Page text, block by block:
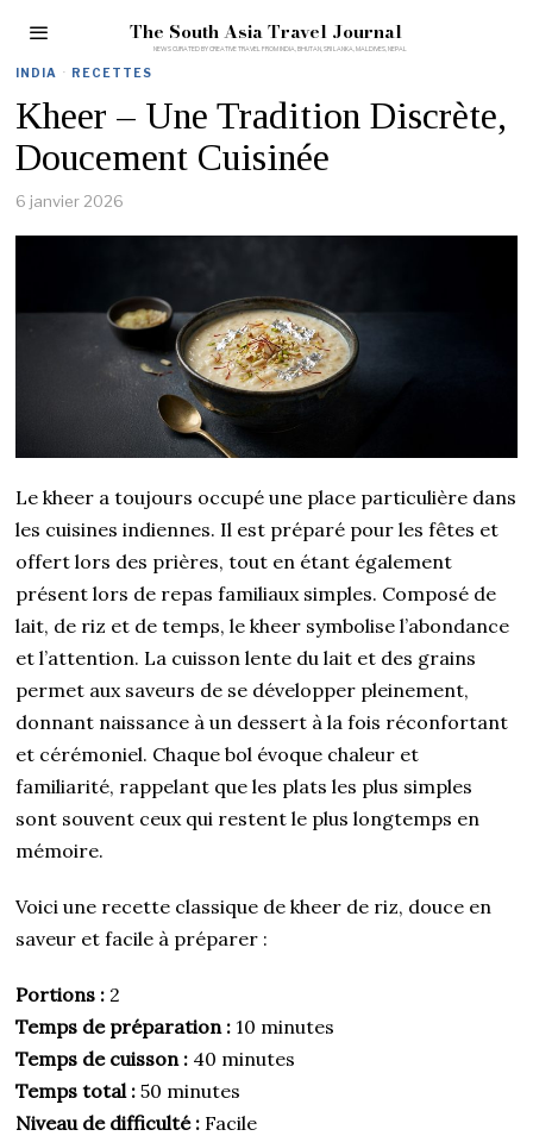
The South Asia Travel Journal
INDIA · RECETTES
Kheer – Une Tradition Discrète,
Doucement Cuisinée
6 janvier 2026
Le kheer a toujours occupé une place particulière dans
les cuisines indiennes. Il est préparé pour les fêtes et
offert lors des prières, tout en étant également
présent lors de repas familiaux simples. Composé de
lait, de riz et de temps, le kheer symbolise l’abondance
et l’attention. La cuisson lente du lait et des grains
permet aux saveurs de se développer pleinement,
donnant naissance à un dessert à la fois réconfortant
et cérémoniel. Chaque bol évoque chaleur et
familiarité, rappelant que les plats les plus simples
sont souvent ceux qui restent le plus longtemps en
mémoire.
Voici une recette classique de kheer de riz, douce en
saveur et facile à préparer :
Portions : 2
Temps de préparation : 10 minutes
Temps de cuisson : 40 minutes
Temps total : 50 minutes
Niveau de difficulté : Facile